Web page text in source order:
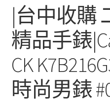
|台中收購
精品手錶
CK
時尚男錶